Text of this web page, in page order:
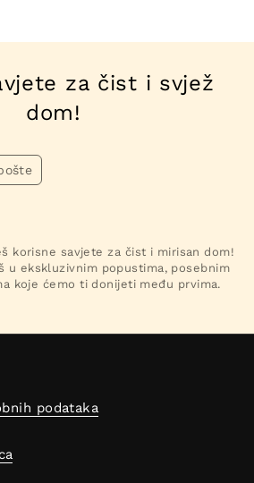
za čist i svjež
dom!
korisne savjete za čist i mirisan dom!
u ekskluzivnim popustima, posebnim
koje ćemo ti donijeti među prvima.
podataka